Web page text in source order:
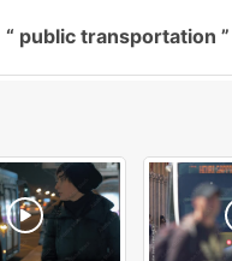
public transportation